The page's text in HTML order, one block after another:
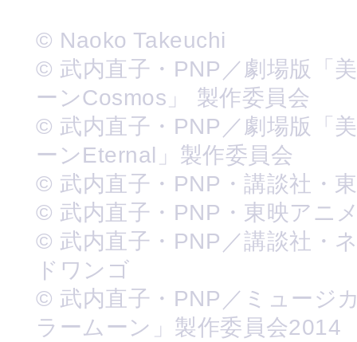
© Naoko Takeuchi
© 武内直子・PNP／劇場版「
ーンCosmos」 製作委員会
© 武内直子・PNP／劇場版「
ーンEternal」製作委員会
© 武内直子・PNP・講談社・
© 武内直子・PNP・東映アニ
© 武内直子・PNP／講談社・
ドワンゴ
© 武内直子・PNP／ミュージ
ラームーン」製作委員会2014